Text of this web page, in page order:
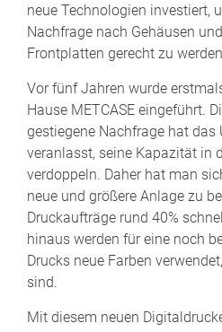
neue Technologien investiert,
Nachfrage nach Gehäusen
Frontplatten gerecht zu
Vor fünf Jahren wurde
Hause METCASE eingeführt.
gestiegene Nachfrage hat das
veranlasst, seine Kapazität in
verdoppeln. Daher hat man
neue und größere Anlage zu
Druckaufträge rund 40%
hinaus werden für eine noch
Drucks neue Farben
sind.
Mit diesem neuen